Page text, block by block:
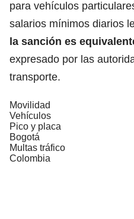
para vehículos
salarios mínimos diarios
la sanción es
expresado por las
transporte.
Movilidad
Vehículos
Pico y placa
Bogotá
Multas tráfico
Colombia